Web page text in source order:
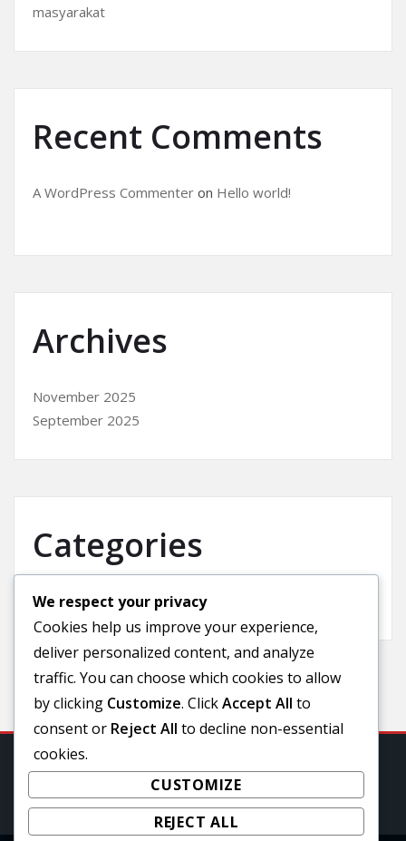
masyarakat
Recent Comments
A WordPress Commenter on Hello world!
Archives
November 2025
September 2025
Categories
Uncategorized
We respect your privacy
Cookies help us improve your experience,
deliver personalized content, and analyze
traffic. You can choose which cookies to allow
by clicking Customize. ClickAccept All to
consent or Reject All to decline non-essential
cookies.
CUSTOMIZE
REJECT ALL